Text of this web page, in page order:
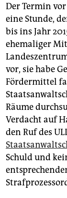
Der Termin
eine Stunde,
bis ins Jahr
ehemaliger
vor, sie habe
Fördermittel
Räume
Verdacht auf
den Ruf des
Schuld und